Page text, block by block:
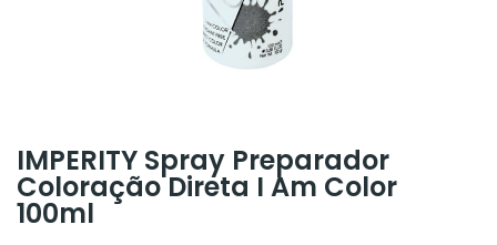
IMPERITY Spray Preparador
Coloração Direta I Am Color
100ml